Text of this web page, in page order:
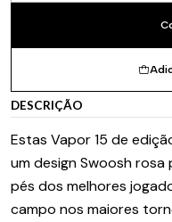
DESCRIÇÃO
Estas Vapor 15 de
um design Swoosh
pés dos melhores
campo nos maiores